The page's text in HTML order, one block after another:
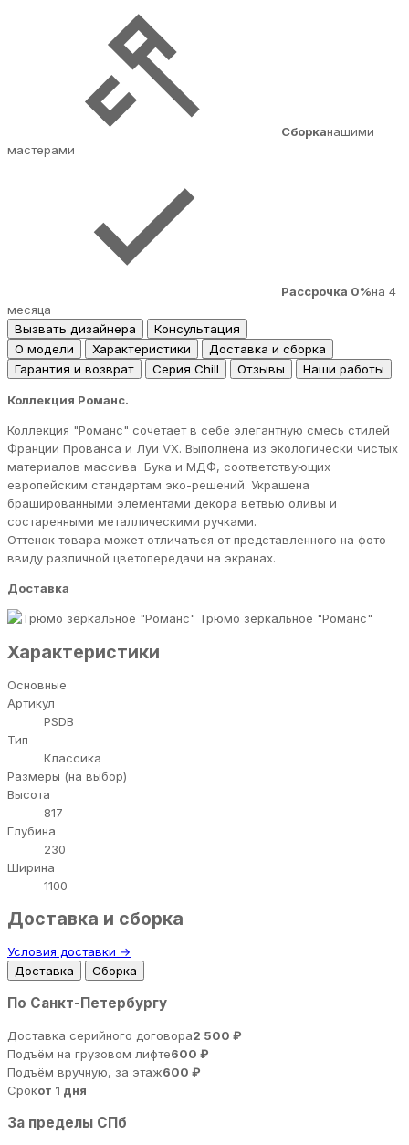
Сборканашими
мастерами
Рассрочка 0%на 4
месяца
Вызвать дизайнера
Консультация
О модели
Характеристики
Доставка и сборка
Гарантия и возврат
Серия Chill Отзывы Наши работы
Коллекция Романс.
Коллекция "Романс" сочетает в себе элегантную смесь стилей
Франции Прованса и Луи VX. Выполнена из экологически чистых
материалов массива Бука и МДФ, соответствующих
европейским стандартам эко-решений. Украшена
брашированными элементами декора ветвью оливы и
состаренными металлическими ручками.
Оттенок товара может отличаться от представленного на фото
ввиду различной цветопередачи на экранах.
Доставка
Трюмо зеркальное "Романс"
Характеристики
Основные
Артикул
PSDB
Тип
Классика
Размеры (на выбор)
Высота
817
Глубина
230
Ширина
1100
Доставка и сборка
Условия доставки →
Доставка
Сборка
По Санкт-Петербургу
Доставка серийного договора2 500 ₽
Подъём на грузовом лифте600 ₽
Подъём вручную, за этаж600 ₽
Срокот 1 дня
За пределы СПб